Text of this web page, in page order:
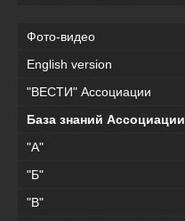
Фото-видео
English version
"ВЕСТИ" Ассоциации
База знаний Ассоциации
"А"
"Б"
"В"